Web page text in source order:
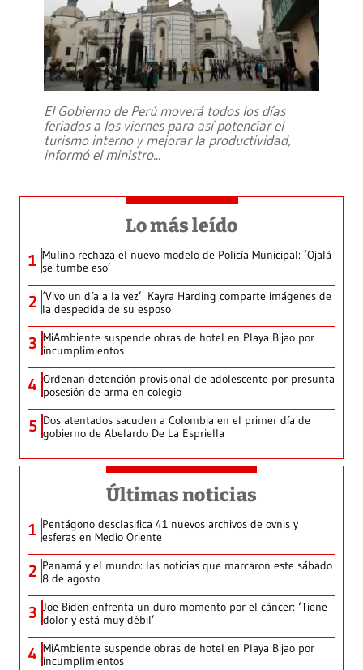
El Gobierno de Perú moverá todos los días
feriados a los viernes para así potenciar el
turismo interno y mejorar la productividad,
informó el ministro...
Lo más leído
1 Mulino rechaza el nuevo modelo de Policía Municipal: ‘Ojalá
se tumbe eso’
2 ‘Vivo un día a la vez’: Kayra Harding comparte imágenes de
la despedida de su esposo
3 MiAmbiente suspende obras de hotel en Playa Bijao por
incumplimientos
4 Ordenan detención provisional de adolescente por presunta
posesión de arma en colegio
5 Dos atentados sacuden a Colombia en el primer día de
gobierno de Abelardo De La Espriella
Últimas noticias
1 Pentágono desclasifica 41 nuevos archivos de ovnis y
esferas en Medio Oriente
2 Panamá y el mundo: las noticias que marcaron este sábado
8 de agosto
3 Joe Biden enfrenta un duro momento por el cáncer: ‘Tiene
dolor y está muy débil’
4 MiAmbiente suspende obras de hotel en Playa Bijao por
incumplimientos